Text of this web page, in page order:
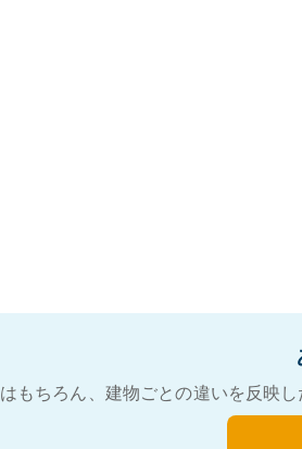
もちろん、建物ごとの違いを反映